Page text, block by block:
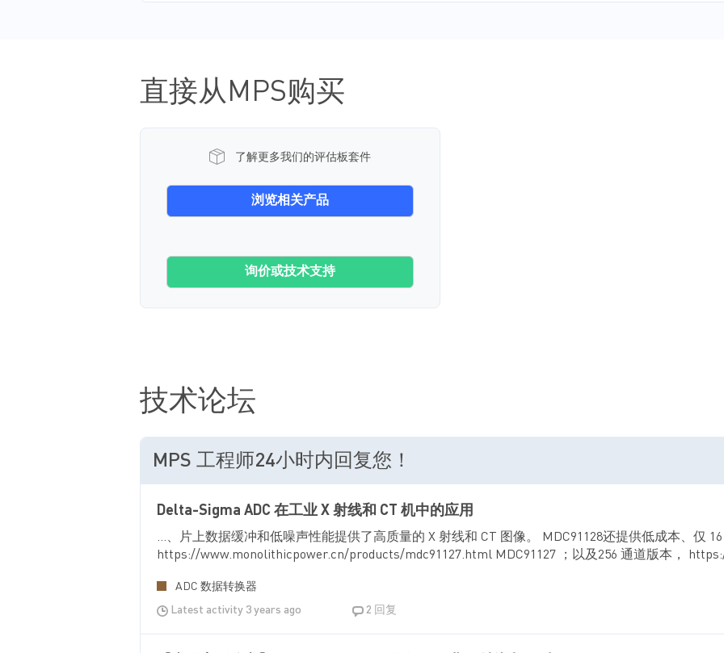
直接从MPS购买
了解更多我们的评估板套件
浏览相关产品
询价或技术支持
技术论坛
MPS 工程师24小时内回复您！
Delta-Sigma ADC 在工业 X 射线和 CT 机中的应用
...、片上数据缓冲和低噪声性能提供了高质量的 X 射线和 CT 图像。 MDC91128还提供低成本、仅 16
https://www.monolithicpower.cn/products/mdc91127.html MDC91127 ；以及256 通道版本，
ADC 数据转换器
Latest activity 3 years ago 2 回复